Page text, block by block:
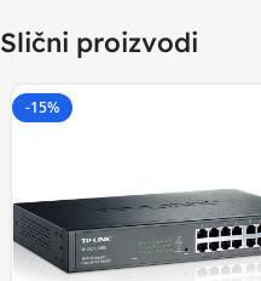
Slični proizvodi
-15%